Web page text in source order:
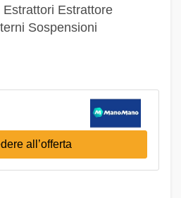
Estrattore
Sospensioni
all’offerta